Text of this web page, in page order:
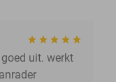
uit. werkt